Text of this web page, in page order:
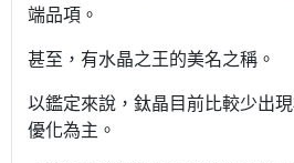
端品項。
甚至，有水晶之王的美名之稱。
以鑑定來說，鈦晶目前比較少出
優化為主。